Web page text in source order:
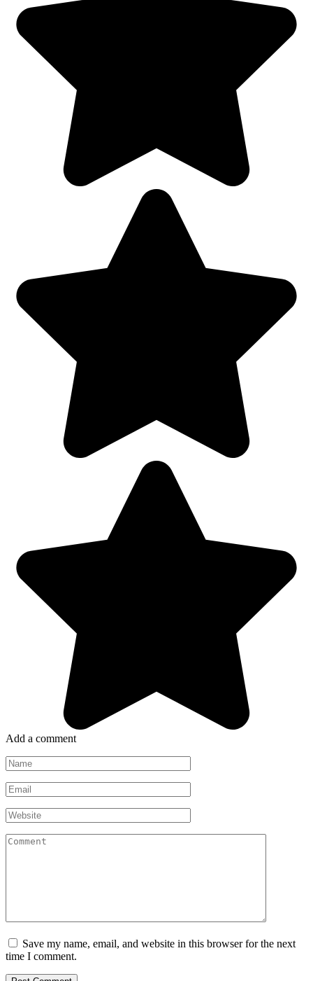
Add a comment
Name
*
Email
*
Website
Comment
Save my name, email, and website in this browser for the next
time I comment.